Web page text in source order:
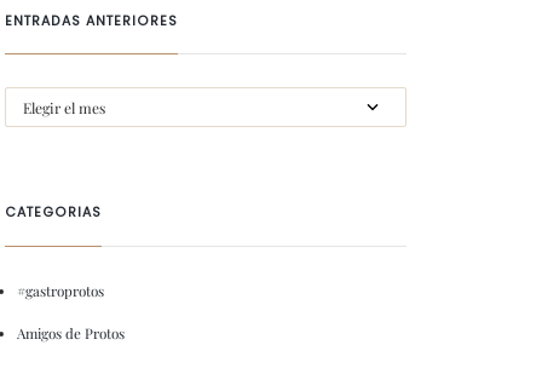
ENTRADAS ANTERIORES
CATEGORIAS
#gastroprotos
Amigos de Protos